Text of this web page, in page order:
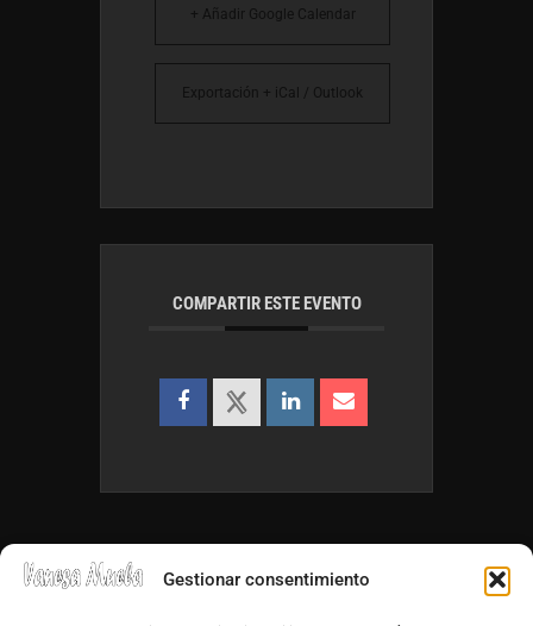
Gestionar consentimiento
+ Añadir Google Calendar
Exportación + iCal / Outlook
COMPARTIR ESTE EVENTO